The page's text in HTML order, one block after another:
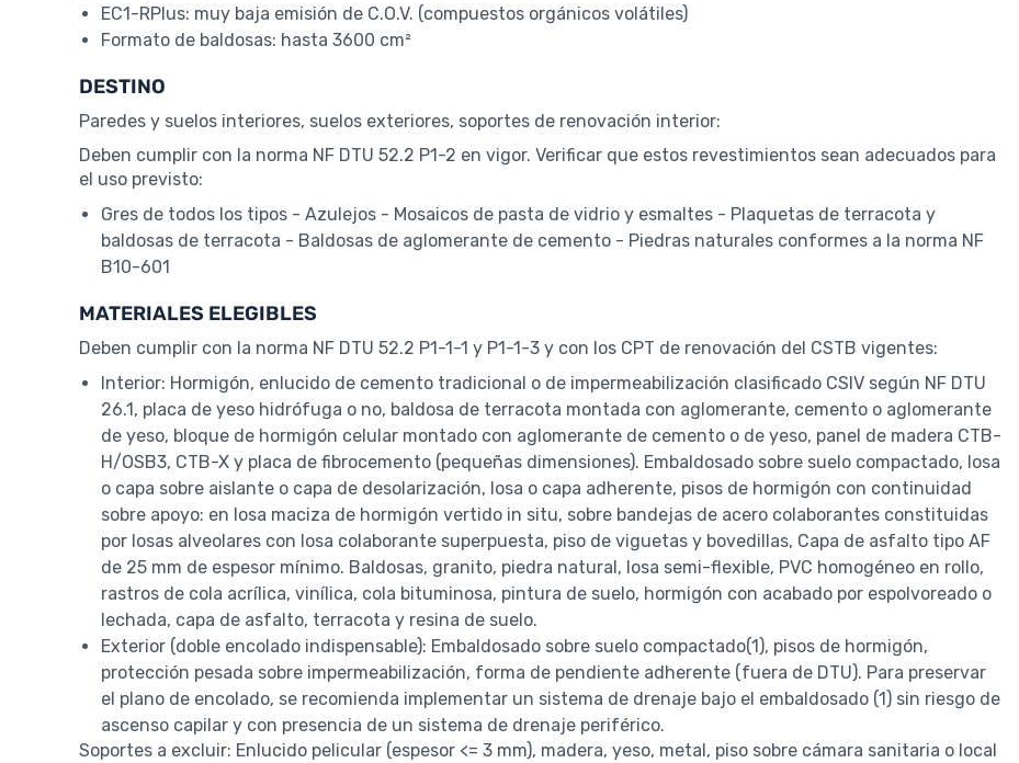
EC1-RPlus: muy baja emisión de C.O.V. (compuestos orgánicos volátiles)
Formato de baldosas: hasta 3600 cm²
DESTINO
Paredes y suelos interiores, suelos exteriores, soportes de renovación interior:
Deben cumplir con la norma NF DTU 52.2 P1-2 en vigor. Verificar que estos revestimientos sean adecuados para
el uso previsto:
Gres de todos los tipos - Azulejos - Mosaicos de pasta de vidrio y esmaltes - Plaquetas de terracota y
baldosas de terracota - Baldosas de aglomerante de cemento - Piedras naturales conformes a la norma NF
B10-601
MATERIALES ELEGIBLES
Deben cumplir con la norma NF DTU 52.2 P1-1-1 y P1-1-3 y con los CPT de renovación del CSTB vigentes:
Interior: Hormigón, enlucido de cemento tradicional o de impermeabilización clasificado CSIV según NF DTU
26.1, placa de yeso hidrófuga o no, baldosa de terracota montada con aglomerante, cemento o aglomerante
de yeso, bloque de hormigón celular montado con aglomerante de cemento o de yeso, panel de madera CTB-
H/OSB3, CTB-X y placa de fibrocemento (pequeñas dimensiones). Embaldosado sobre suelo compactado, losa
o capa sobre aislante o capa de desolarización, losa o capa adherente, pisos de hormigón con continuidad
sobre apoyo: en losa maciza de hormigón vertido in situ, sobre bandejas de acero colaborantes constituidas
por losas alveolares con losa colaborante superpuesta, piso de viguetas y bovedillas, Capa de asfalto tipo AF
de 25 mm de espesor mínimo. Baldosas, granito, piedra natural, losa semi-flexible, PVC homogéneo en rollo,
rastros de cola acrílica, vinílica, cola bituminosa, pintura de suelo, hormigón con acabado por espolvoreado o
lechada, capa de asfalto, terracota y resina de suelo.
Exterior (doble encolado indispensable): Embaldosado sobre suelo compactado(1), pisos de hormigón,
protección pesada sobre impermeabilización, forma de pendiente adherente (fuera de DTU). Para preservar
el plano de encolado, se recomienda implementar un sistema de drenaje bajo el embaldosado (1) sin riesgo de
ascenso capilar y con presencia de un sistema de drenaje periférico.
Soportes a excluir: Enlucido pelicular (espesor <= 3 mm), madera, yeso, metal, piso sobre cámara sanitaria o local